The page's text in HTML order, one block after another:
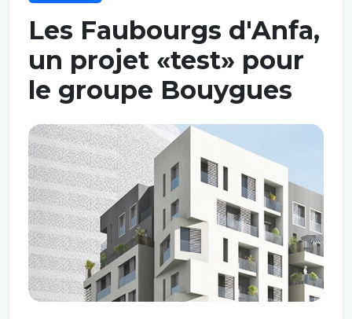
Les Faubourgs d'Anfa,
un projet «test» pour
le groupe Bouygues